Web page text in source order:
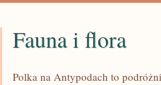
Fauna i flora
Polka na Antypodach to